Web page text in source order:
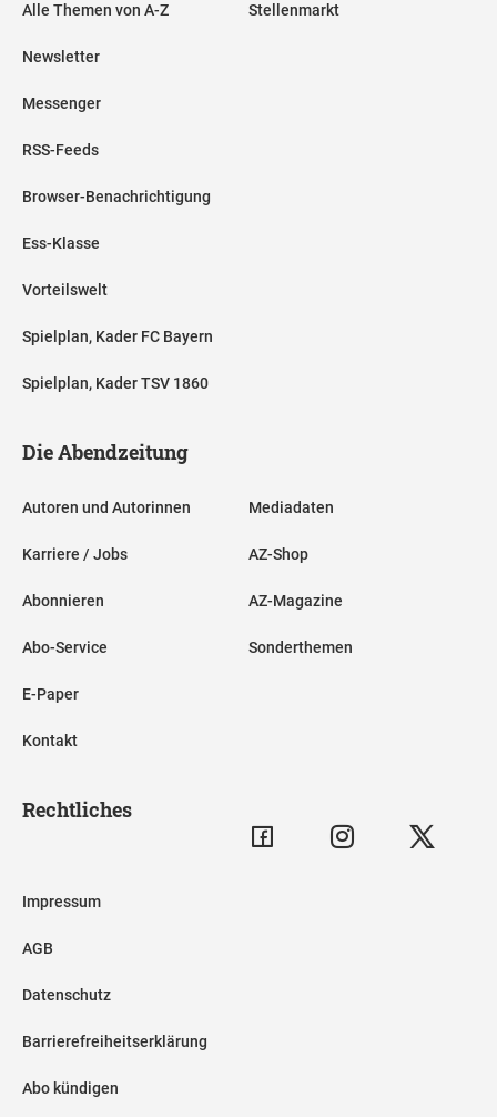
Alle Themen von A-Z
Newsletter
Messenger
RSS-Feeds
Browser-Benachrichtigung
Ess-Klasse
Vorteilswelt
Spielplan, Kader FC Bayern
Spielplan, Kader TSV 1860
Stellenmarkt
Die Abendzeitung
Autoren und Autorinnen
Karriere / Jobs
Abonnieren
Abo-Service
E-Paper
Kontakt
Mediadaten
AZ-Shop
AZ-Magazine
Sonderthemen
Rechtliches
Impressum
AGB
Datenschutz
Barrierefreiheitserklärung
Abo kündigen